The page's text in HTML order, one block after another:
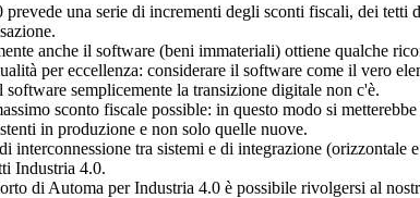
una serie di incrementi degli sconti fiscali, dei tetti
anche il software (beni immateriali) ottiene qualche
per eccellenza: considerare il software come il vero
semplicemente la transizione digitale non c'è.
sconto fiscale possible: in questo modo si
in produzione e non solo quelle nuove.
interconnessione tra sistemi e di integrazione
Industria 4.0.
di Automa per Industria 4.0 è possibile rivolgersi al